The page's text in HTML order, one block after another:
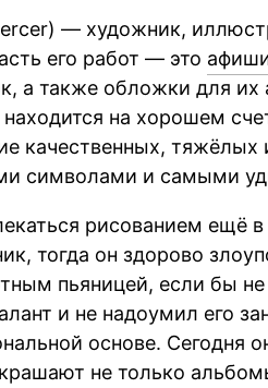
— художник,
его работ — это
а также обложки для
на хорошем
качественных,
символами и самыми
рисованием ещё
тогда он здорово
пьяницей, если бы не
и не надоумил его
основе. Сегодня
не только